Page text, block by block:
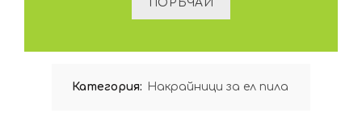
Категория: Накрайници за ел пила